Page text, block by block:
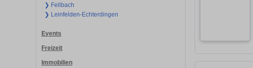
❯ Fellbach
❯ Leinfelden-Echterdingen
Events
Freizeit
Immobilien